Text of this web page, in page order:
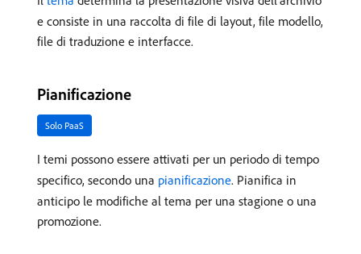
e consiste in una raccolta di file di layout, file modello,
file di traduzione e interfacce.
Pianificazione
Solo PaaS
I temi possono essere attivati per un periodo di tempo
specifico, secondo una pianificazione. Pianifica in
anticipo le modifiche al tema per una stagione o una
promozione.